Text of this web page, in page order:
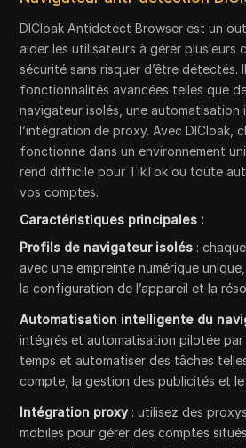
DICloak Antidetect Browser est un
aider les utilisateurs à gérer plusieurs
sécurité sans risquer d’être détectés.
fonctionnalités avancées telles que
navigateur isolés, une automatisation
l’intégration de proxy. Avec DICloak,
fonctionne dans un environnement
rend difficile pour TikTok ou toute
vos comptes.
Caractéristiques principales :
Profils de navigateur isolés :
avec une empreinte numérique unique,
la configuration de l’appareil et la
Automatisation intelligente du
intégrés et automatisation pilotée par
temps et automatiser des tâches
compte, la gestion des publicités et
Intégration proxy: utilisez des
mobiles pour gérer des comptes